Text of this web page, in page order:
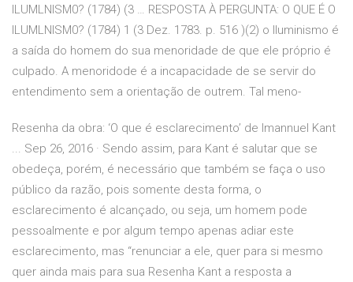
ILUMLNISM0? (1784) (3 … RESPOSTA À PERGUNTA: O QUE É O
ILUMLNISM0? (1784) 1 (3 Dez. 1783. p. 516 )(2) o Iluminismo é
a saída do homem do sua menoridade de que ele próprio é
culpado. A menoridode é a incapacidade de se servir do
entendimento sem a orientação de outrem. Tal meno-
Resenha da obra: ‘O que é esclarecimento’ de Imannuel Kant
... Sep 26, 2016 · Sendo assim, para Kant é salutar que se
obedeça, porém, é necessário que também se faça o uso
público da razão, pois somente desta forma, o
esclarecimento é alcançado, ou seja, um homem pode
pessoalmente e por algum tempo apenas adiar este
esclarecimento, mas “renunciar a ele, quer para si mesmo
quer ainda mais para sua Resenha Kant a resposta a